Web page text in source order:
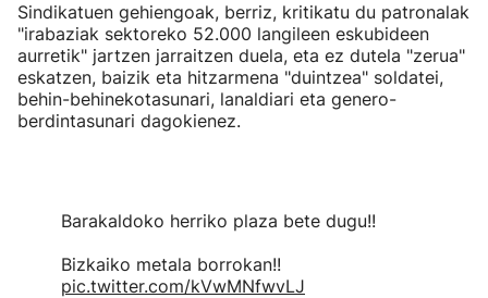
Sindikatuen gehiengoak, berriz, kritikatu du patronalak
"irabaziak sektoreko 52.000 langileen eskubideen
aurretik" jartzen jarraitzen duela, eta ez dutela "zerua"
eskatzen, baizik eta hitzarmena "duintzea" soldatei,
behin-behinekotasunari, lanaldiari eta genero-
berdintasunari dagokienez.
Barakaldoko herriko plaza bete dugu!!
Bizkaiko metala borrokan!!
pic.twitter.com/kVwMNfwvLJ